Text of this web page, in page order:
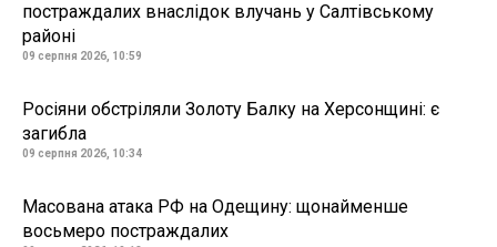
постраждалих внаслідок влучань у Салтівському
районі
09 серпня 2026, 10:59
Росіяни обстріляли Золоту Балку на Херсонщині: є
загибла
09 серпня 2026, 10:34
Масована атака РФ на Одещину: щонайменше
восьмеро постраждалих